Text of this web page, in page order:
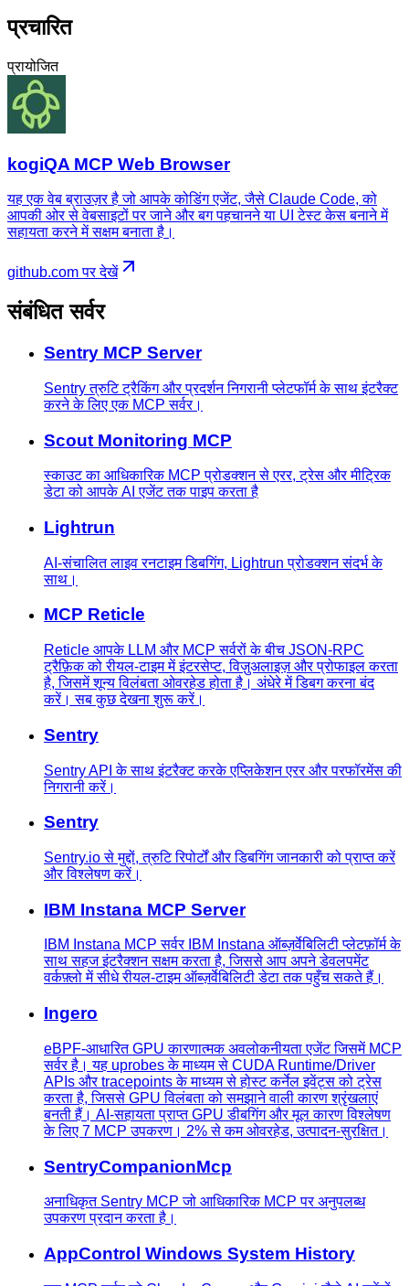
प्रचारित
प्रायोजित
kogiQA MCP Web Browser
यह एक वेब ब्राउज़र है जो आपके कोडिंग एजेंट, जैसे Claude Code, को
आपकी ओर से वेबसाइटों पर जाने और बग पहचानने या UI टेस्ट केस बनाने में
सहायता करने में सक्षम बनाता है।
github.com पर देखें
संबंधित सर्वर
Sentry MCP Server
Sentry त्रुटि ट्रैकिंग और प्रदर्शन निगरानी प्लेटफॉर्म के साथ इंटरैक्ट
करने के लिए एक MCP सर्वर।
Scout Monitoring MCP
स्काउट का आधिकारिक MCP प्रोडक्शन से एरर, ट्रेस और मीट्रिक
डेटा को आपके AI एजेंट तक पाइप करता है
Lightrun
AI-संचालित लाइव रनटाइम डिबगिंग, Lightrun प्रोडक्शन संदर्भ के
साथ।
MCP Reticle
Reticle आपके LLM और MCP सर्वरों के बीच JSON-RPC
ट्रैफ़िक को रीयल-टाइम में इंटरसेप्ट, विज़ुअलाइज़ और प्रोफाइल करता
है, जिसमें शून्य विलंबता ओवरहेड होता है। अंधेरे में डिबग करना बंद
करें। सब कुछ देखना शुरू करें।
Sentry
Sentry API के साथ इंटरैक्ट करके एप्लिकेशन एरर और परफॉरमेंस की
निगरानी करें।
Sentry
Sentry.io से मुद्दों, त्रुटि रिपोर्टों और डिबगिंग जानकारी को प्राप्त करें
और विश्लेषण करें।
IBM Instana MCP Server
IBM Instana MCP सर्वर IBM Instana ऑब्ज़र्वेबिलिटी प्लेटफ़ॉर्म के
साथ सहज इंटरैक्शन सक्षम करता है, जिससे आप अपने डेवलपमेंट
वर्कफ़्लो में सीधे रीयल-टाइम ऑब्ज़र्वेबिलिटी डेटा तक पहुँच सकते हैं।
Ingero
eBPF-आधारित GPU कारणात्मक अवलोकनीयता एजेंट जिसमें MCP
सर्वर है। यह uprobes के माध्यम से CUDA Runtime/Driver
APIs और tracepoints के माध्यम से होस्ट कर्नेल इवेंट्स को ट्रेस
करता है, जिससे GPU विलंबता को समझाने वाली कारण श्रृंखलाएं
बनती हैं। AI-सहायता प्राप्त GPU डीबगिंग और मूल कारण विश्लेषण
के लिए 7 MCP उपकरण। 2% से कम ओवरहेड, उत्पादन-सुरक्षित।
SentryCompanionMcp
अनाधिकृत Sentry MCP जो आधिकारिक MCP पर अनुपलब्ध
उपकरण प्रदान करता है।
AppControl Windows System History